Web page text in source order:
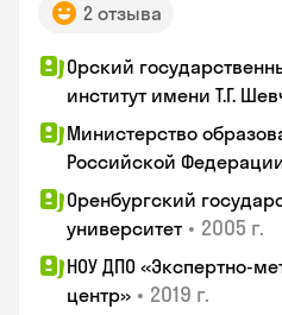
2 отзыва
Орский
институт имени Т.Г.
Министерство
Российской
Оренбургский
университет • 2005 г.
НОУ ДПО «Экспертно-
центр» • 2019 г.